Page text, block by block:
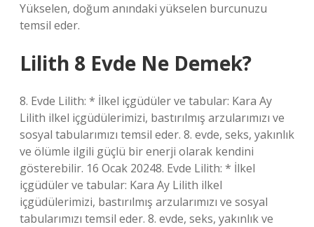
Yükselen, doğum anındaki yükselen burcunuzu
temsil eder.
Lilith 8 Evde Ne Demek?
8. Evde Lilith: * İlkel içgüdüler ve tabular: Kara Ay
Lilith ilkel içgüdülerimizi, bastırılmış arzularımızı ve
sosyal tabularımızı temsil eder. 8. evde, seks, yakınlık
ve ölümle ilgili güçlü bir enerji olarak kendini
gösterebilir. 16 Ocak 20248. Evde Lilith: * İlkel
içgüdüler ve tabular: Kara Ay Lilith ilkel
içgüdülerimizi, bastırılmış arzularımızı ve sosyal
tabularımızı temsil eder. 8. evde, seks, yakınlık ve